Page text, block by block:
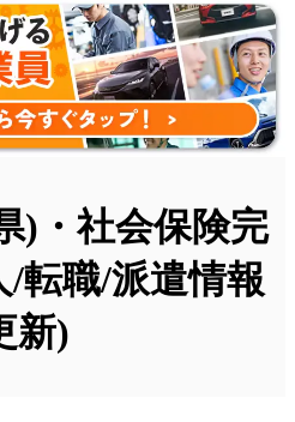
)・社会保険完
転職/派遣情報
新)